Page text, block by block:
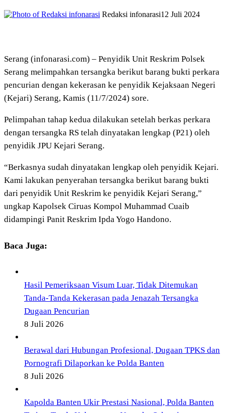
Redaksi infonarasi12 Juli 2024
Serang (infonarasi.com) – Penyidik Unit Reskrim Polsek
Serang melimpahkan tersangka berikut barang bukti perkara
pencurian dengan kekerasan ke penyidik Kejaksaan Negeri
(Kejari) Serang, Kamis (11/7/2024) sore.
Pelimpahan tahap kedua dilakukan setelah berkas perkara
dengan tersangka RS telah dinyatakan lengkap (P21) oleh
penyidik JPU Kejari Serang.
“Berkasnya sudah dinyatakan lengkap oleh penyidik Kejari.
Kami lakukan penyerahan tersangka berikut barang bukti
dari penyidik Unit Reskrim ke penyidik Kejari Serang,”
ungkap Kapolsek Ciruas Kompol Muhammad Cuaib
didampingi Panit Reskrim Ipda Yogo Handono.
Baca Juga:
Hasil Pemeriksaan Visum Luar, Tidak Ditemukan
Tanda-Tanda Kekerasan pada Jenazah Tersangka
Dugaan Pencurian
8 Juli 2026
Berawal dari Hubungan Profesional, Dugaan TPKS dan
Pornografi Dilaporkan ke Polda Banten
8 Juli 2026
Kapolda Banten Ukir Prestasi Nasional, Polda Banten